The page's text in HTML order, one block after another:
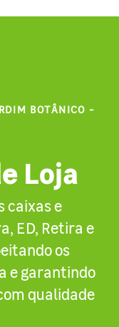
BOTÂNICO -
Loja
caixas e
ED, Retira e
os
e garantindo
qualidade